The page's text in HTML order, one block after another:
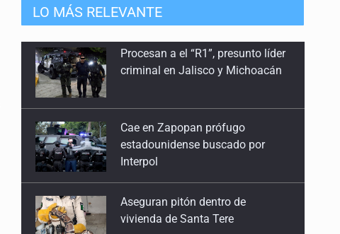
LO MÁS RELEVANTE
Cae en Zapopan prófugo
estadounidense buscado por
Aseguran pitón dentro de
vivienda de Santa Tere
Policías bajo la mira: La CEDHJ
documenta su implicación en